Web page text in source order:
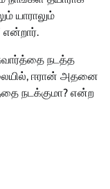
யாராலும்
என்றார்.
நடத்த
ஈரான் அதனை
நடக்குமா? என்ற